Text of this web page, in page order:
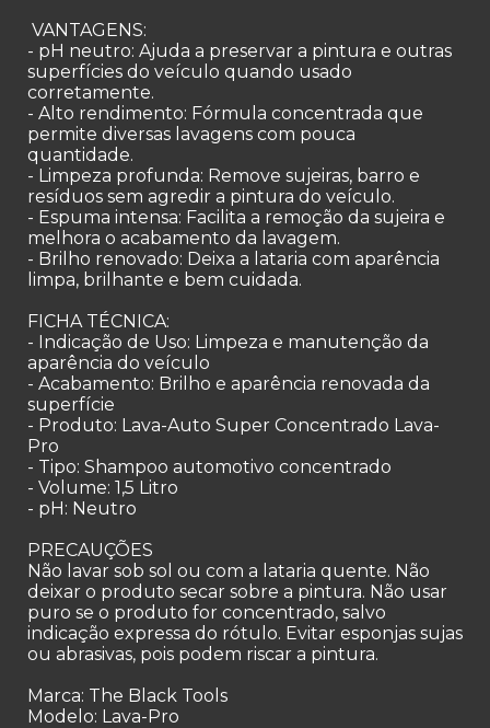
VANTAGENS:
- pH neutro: Ajuda a preservar a pintura e outras
superfícies do veículo quando usado
corretamente.
- Alto rendimento: Fórmula concentrada que
permite diversas lavagens com pouca
quantidade.
- Limpeza profunda: Remove sujeiras, barro e
resíduos sem agredir a pintura do veículo.
- Espuma intensa: Facilita a remoção da sujeira e
melhora o acabamento da lavagem.
- Brilho renovado: Deixa a lataria com aparência
limpa, brilhante e bem cuidada.
FICHA TÉCNICA:
- Indicação de Uso: Limpeza e manutenção da
aparência do veículo
- Acabamento: Brilho e aparência renovada da
superfície
- Produto: Lava-Auto Super Concentrado Lava-
Pro
- Tipo: Shampoo automotivo concentrado
- Volume: 1,5 Litro
- pH: Neutro
PRECAUÇÕES
Não lavar sob sol ou com a lataria quente. Não
deixar o produto secar sobre a pintura. Não usar
puro se o produto for concentrado, salvo
indicação expressa do rótulo. Evitar esponjas sujas
ou abrasivas, pois podem riscar a pintura.
Marca: The Black Tools
Modelo: Lava-Pro